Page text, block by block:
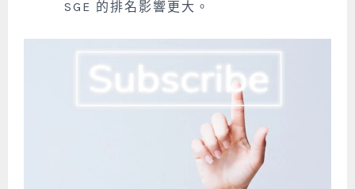
SGE 的排名影響更大。